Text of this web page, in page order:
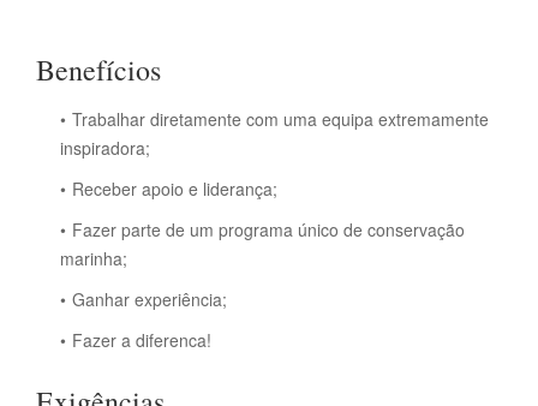
Benefícios
Trabalhar diretamente com uma equipa extremamente
inspiradora;
Receber apoio e liderança;
Fazer parte de um programa único de conservação
marinha;
Ganhar experiência;
Fazer a diferenca!